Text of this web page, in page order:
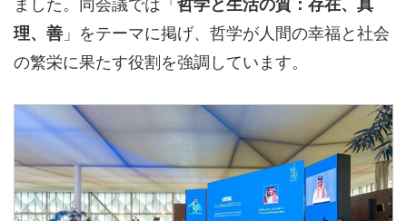
ました。同会議では「 哲学と生活の質：存在、真
理、善 」をテーマに掲げ、哲学が人間の幸福と社会
の繁栄に果たす役割を強調しています。